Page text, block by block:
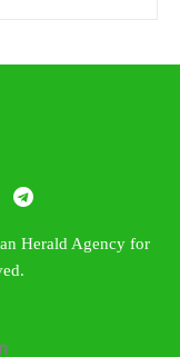
Herald Agency for